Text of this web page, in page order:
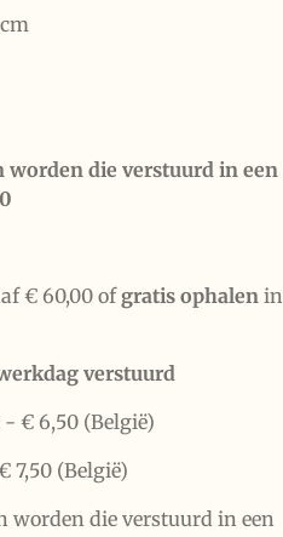
worden die verstuurd in een
€ 60,00 ofgratis ophalen in
verstuurd
- € 6,50 (België)
7,50 (België)
worden die verstuurd in een